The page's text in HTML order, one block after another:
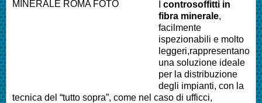
controsoffitti in
fibra minerale,
facilmente
ispezionabili e molto
leggeri,rappresentano
una soluzione ideale
per la distribuzione
degli impianti, con la
tecnica del “tutto sopra”, come nel caso di ufficci,